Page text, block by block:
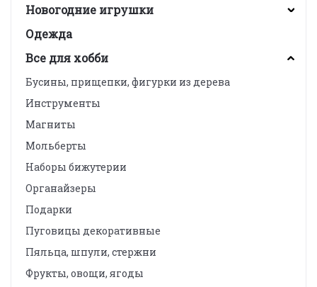
Новогодние игрушки
Одежда
Все для хобби
Бусины, прищепки, фигурки из дерева
Инструменты
Магниты
Мольберты
Наборы бижутерии
Органайзеры
Подарки
Пуговицы декоративные
Пяльца, шпули, стержни
Фрукты, овощи, ягоды